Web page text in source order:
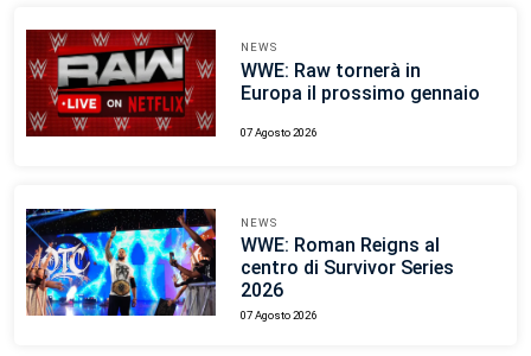
NEWS
WWE: Raw tornerà in
Europa il prossimo gennaio
07 Agosto 2026
NEWS
WWE: Roman Reigns al
centro di Survivor Series
2026
07 Agosto 2026